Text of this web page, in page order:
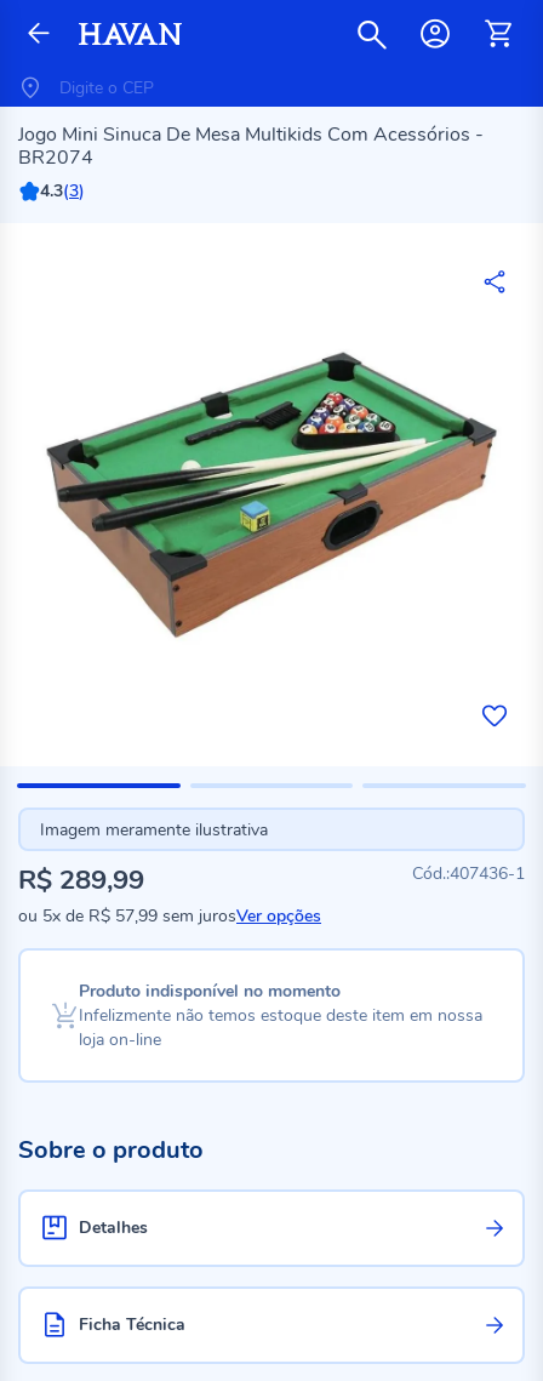
Jogo Mini Sinuca De Mesa Multikids Com Acessórios -
BR2074
4.3(3)
Imagem meramente ilustrativa
407436-1
R$ 289,99
ou 5x de R$ 57,99 sem jurosVer opções
Produto indisponível no momento
Infelizmente não temos estoque deste item em nossa
loja on-line
Sobre o produto
Detalhes
Ficha Técnica